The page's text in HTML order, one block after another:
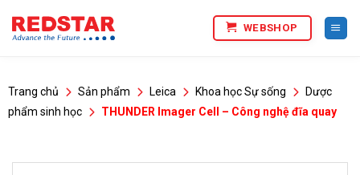
qua
WEBSHOP
Trang chủ Sản phẩm Leica Khoa học Sự sống
Dược
phẩm sinh học
THUNDER Imager Cell – Công nghệ đĩa quay